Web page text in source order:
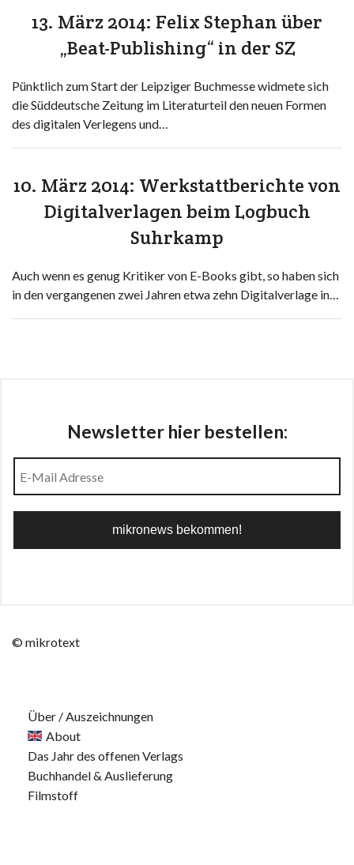
13. März 2014: Felix Stephan über
„Beat-Publishing“ in der SZ
Pünktlich zum Start der Leipziger Buchmesse widmete sich
die Süddeutsche Zeitung im Literaturteil den neuen Formen
des digitalen Verlegens und…
10. März 2014: Werkstattberichte von
Digitalverlagen beim Logbuch
Suhrkamp
Auch wenn es genug Kritiker von E-Books gibt, so haben sich
in den vergangenen zwei Jahren etwa zehn Digitalverlage in…
Newsletter hier bestellen:
© mikrotext
Über / Auszeichnungen
About
Das Jahr des offenen Verlags
Buchhandel & Auslieferung
Filmstoff